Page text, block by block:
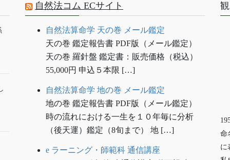
自然法コム ECサイト
自然法算命学 天の巻 メール鑑定
天の巻 鑑定報告書 PDF版（メール鑑定）
天の巻 羅針盤 鑑定書：販売価格（税込）
55,000円 申込５本限 […]
自然法算命学 地の巻 メール鑑定
地の巻 鑑定報告書 PDF版（メール鑑定）
時の流れにおける一生を１０年毎に分析
（後天運）鑑定（8旬まで） 地 […]
e ラーニング・師範科 通信講座
命
に